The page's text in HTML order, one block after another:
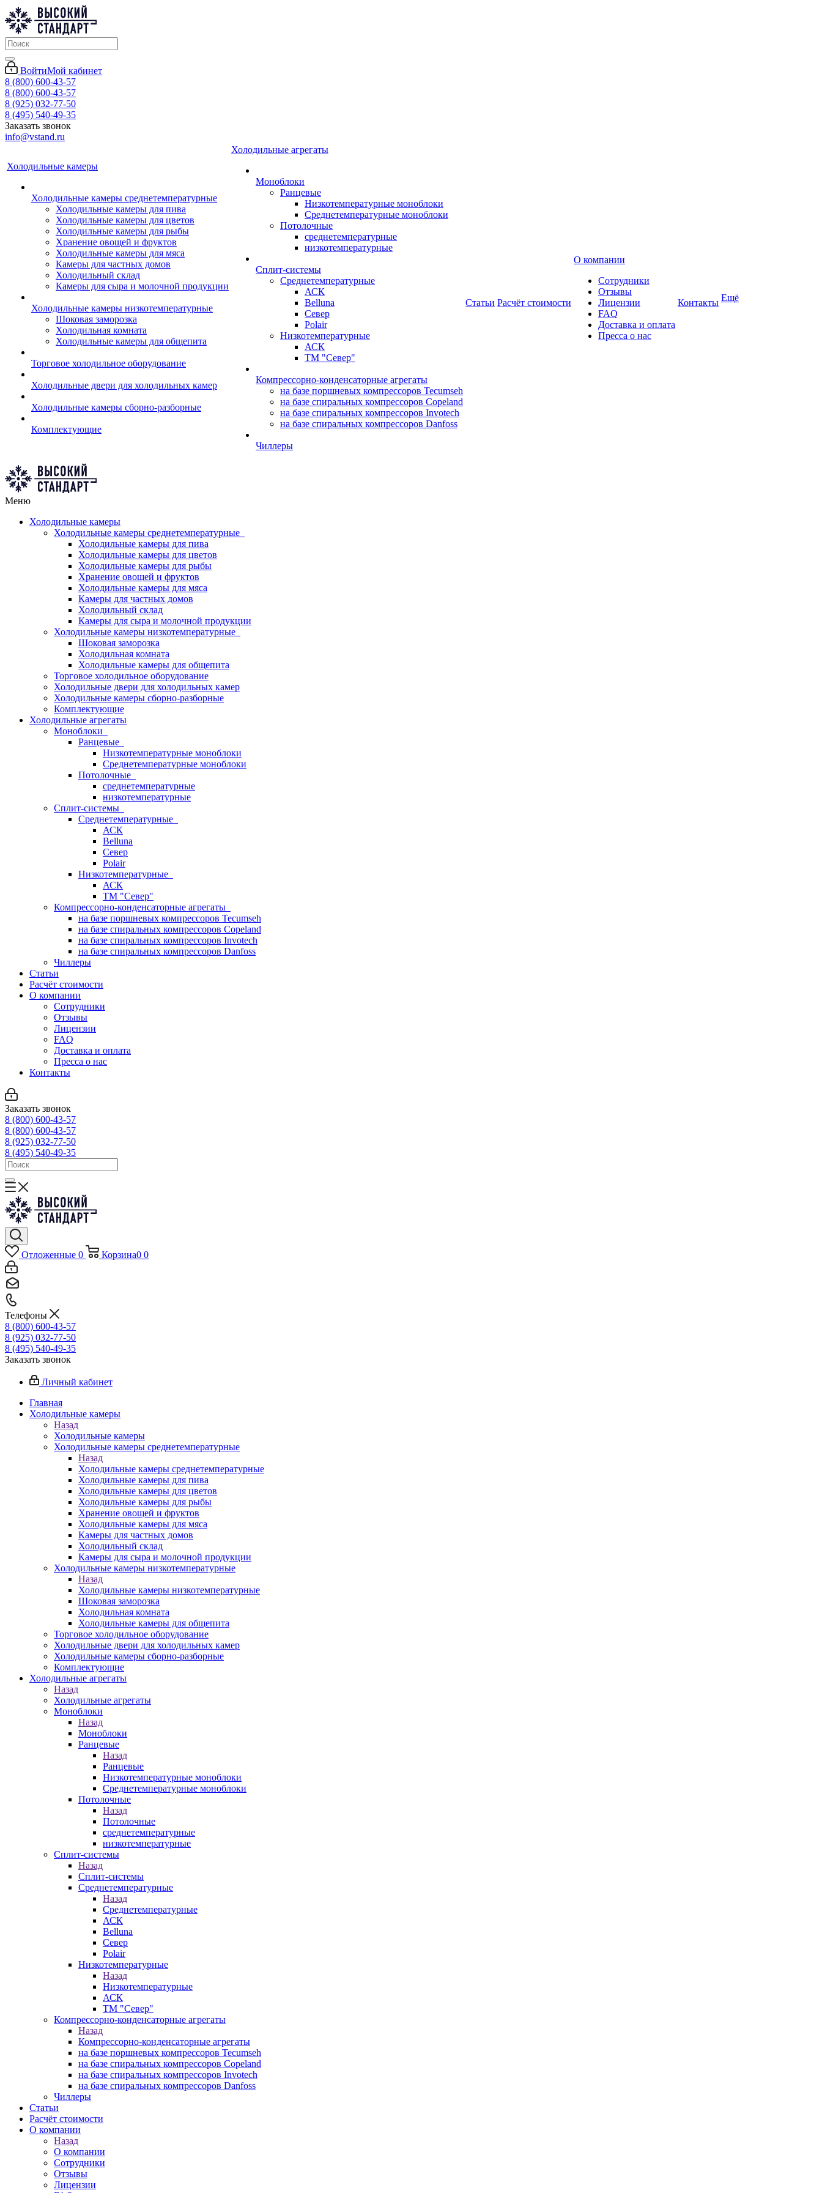
ВойтиМой кабинет
8 (800) 600-43-57
8 (800) 600-43-57
8 (925) 032-77-50
8 (495) 540-49-35
Заказать звонок
info@vstand.ru
Холодильные камеры
Холодильные камеры среднетемпературные
Холодильные камеры для пива
Холодильные камеры для цветов
Холодильные камеры для рыбы
Хранение овощей и фруктов
Холодильные камеры для мяса
Камеры для частных домов
Холодильный склад
Камеры для сыра и молочной продукции
Холодильные камеры низкотемпературные
Шоковая заморозка
Холодильная комната
Холодильные камеры для общепита
Торговое холодильное оборудование
Холодильные двери для холодильных камер
Холодильные камеры сборно-разборные
Комплектующие
Холодильные агрегаты
Моноблоки
Ранцевые
Низкотемпературные моноблоки
Среднетемпературные моноблоки
Потолочные
среднетемпературные
низкотемпературные
Сплит-системы
Среднетемпературные
АСК
Belluna
Север
Polair
Низкотемпературные
АСК
ТМ "Север"
Компрессорно-конденсаторные агрегаты
на базе поршневых компрессоров Tecumseh
на базе спиральных компрессоров Copeland
на базе спиральных компрессоров Invotech
на базе спиральных компрессоров Danfoss
Чиллеры
Статьи Расчёт стоимости
О компании
Сотрудники
Отзывы
Лицензии
FAQ
Доставка и оплата
Пресса о нас
Контакты Ещё
Меню
Холодильные камеры
Холодильные камеры среднетемпературные
Холодильные камеры для пива
Холодильные камеры для цветов
Холодильные камеры для рыбы
Хранение овощей и фруктов
Холодильные камеры для мяса
Камеры для частных домов
Холодильный склад
Камеры для сыра и молочной продукции
Холодильные камеры низкотемпературные
Шоковая заморозка
Холодильная комната
Холодильные камеры для общепита
Торговое холодильное оборудование
Холодильные двери для холодильных камер
Холодильные камеры сборно-разборные
Комплектующие
Холодильные агрегаты
Моноблоки
Ранцевые
Низкотемпературные моноблоки
Среднетемпературные моноблоки
Потолочные
среднетемпературные
низкотемпературные
Сплит-системы
Среднетемпературные
АСК
Belluna
Север
Polair
Низкотемпературные
АСК
ТМ "Север"
Компрессорно-конденсаторные агрегаты
на базе поршневых компрессоров Tecumseh
на базе спиральных компрессоров Copeland
на базе спиральных компрессоров Invotech
на базе спиральных компрессоров Danfoss
Чиллеры
Статьи
Расчёт стоимости
О компании
Сотрудники
Отзывы
Лицензии
FAQ
Доставка и оплата
Пресса о нас
Контакты
Заказать звонок
8 (800) 600-43-57
8 (800) 600-43-57
8 (925) 032-77-50
8 (495) 540-49-35
Отложенные 0 Корзина0 0
Телефоны
8 (800) 600-43-57
8 (925) 032-77-50
8 (495) 540-49-35
Заказать звонок
Личный кабинет
Главная
Холодильные камеры
Назад
Холодильные камеры
Холодильные камеры среднетемпературные
Назад
Холодильные камеры среднетемпературные
Холодильные камеры для пива
Холодильные камеры для цветов
Холодильные камеры для рыбы
Хранение овощей и фруктов
Холодильные камеры для мяса
Камеры для частных домов
Холодильный склад
Камеры для сыра и молочной продукции
Холодильные камеры низкотемпературные
Назад
Холодильные камеры низкотемпературные
Шоковая заморозка
Холодильная комната
Холодильные камеры для общепита
Торговое холодильное оборудование
Холодильные двери для холодильных камер
Холодильные камеры сборно-разборные
Комплектующие
Холодильные агрегаты
Назад
Холодильные агрегаты
Моноблоки
Назад
Моноблоки
Ранцевые
Назад
Ранцевые
Низкотемпературные моноблоки
Среднетемпературные моноблоки
Потолочные
Назад
Потолочные
среднетемпературные
низкотемпературные
Сплит-системы
Назад
Сплит-системы
Среднетемпературные
Назад
Среднетемпературные
АСК
Belluna
Север
Polair
Низкотемпературные
Назад
Низкотемпературные
АСК
ТМ "Север"
Компрессорно-конденсаторные агрегаты
Назад
Компрессорно-конденсаторные агрегаты
на базе поршневых компрессоров Tecumseh
на базе спиральных компрессоров Copeland
на базе спиральных компрессоров Invotech
на базе спиральных компрессоров Danfoss
Чиллеры
Статьи
Расчёт стоимости
О компании
Назад
О компании
Сотрудники
Отзывы
Лицензии